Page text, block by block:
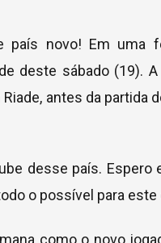
país novo! Em
deste sábado (19).
antes da partida
desse país.
o possível para este
como o novo